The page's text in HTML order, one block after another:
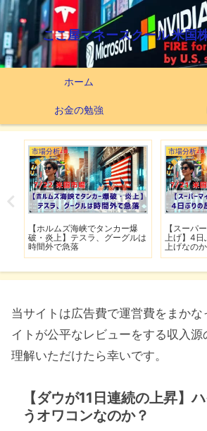
ここ屋マネースクール 米国
ホーム
お金の勉強
市場分析
【ホルムズ海峡でタンカー爆
破・炎上】テスラ、グーグルは
時間外で急落
市場分析
【スーパ
上げ】4
上げなのか
当サイトは広告費で運営費をまか
イトが公平なレビューをする収入
理解いただけたら幸いです。
【ダウが11日連続の上昇】
うオワコンなのか？